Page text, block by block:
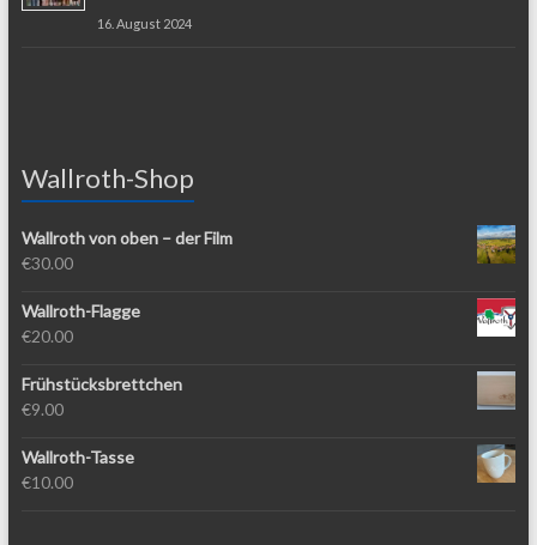
16. August 2024
Wallroth-Shop
Wallroth von oben – der Film
€30.00
Wallroth-Flagge
€20.00
Frühstücksbrettchen
€9.00
Wallroth-Tasse
€10.00